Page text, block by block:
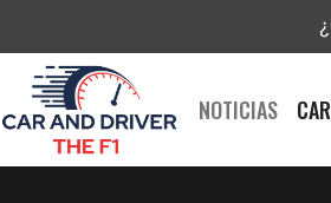
NOTICIAS